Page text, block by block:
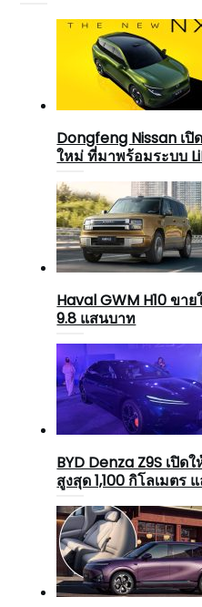
Dongfeng Nissan เปิ
ใหม่ ที่มาพร้อมระบบ
Haval GWM H10 ขา
9.8 แสนบาท
BYD Denza Z9S เปิด
สูงสุด 1,100 กิโลเมตร